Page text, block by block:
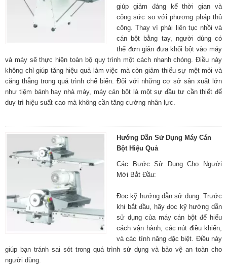
giúp giảm đáng kể thời gian và
công sức so với phương pháp thủ
công. Thay vì phải liên tục nhồi và
cán bột bằng tay, người dùng có
thể đơn giản đưa khối bột vào máy
và máy sẽ thực hiện toàn bộ quy trình một cách nhanh chóng. Điều này
không chỉ giúp tăng hiệu quả làm việc mà còn giảm thiểu sự mệt mỏi và
căng thẳng trong quá trình chế biến. Đối với những cơ sở sản xuất lớn
như tiệm bánh hay nhà máy, máy cán bột là một sự đầu tư cần thiết để
duy trì hiệu suất cao mà không cần tăng cường nhân lực.
Hướng Dẫn Sử Dụng Máy Cán
Bột Hiệu Quả
Các Bước Sử Dụng Cho Người
Mới Bắt Đầu:
Đọc kỹ hướng dẫn sử dụng: Trước
khi bắt đầu, hãy đọc kỹ hướng dẫn
sử dụng của máy cán bột để hiểu
cách vận hành, các nút điều khiển,
và các tính năng đặc biệt. Điều này
giúp bạn tránh sai sót trong quá trình sử dụng và bảo vệ an toàn cho
người dùng.